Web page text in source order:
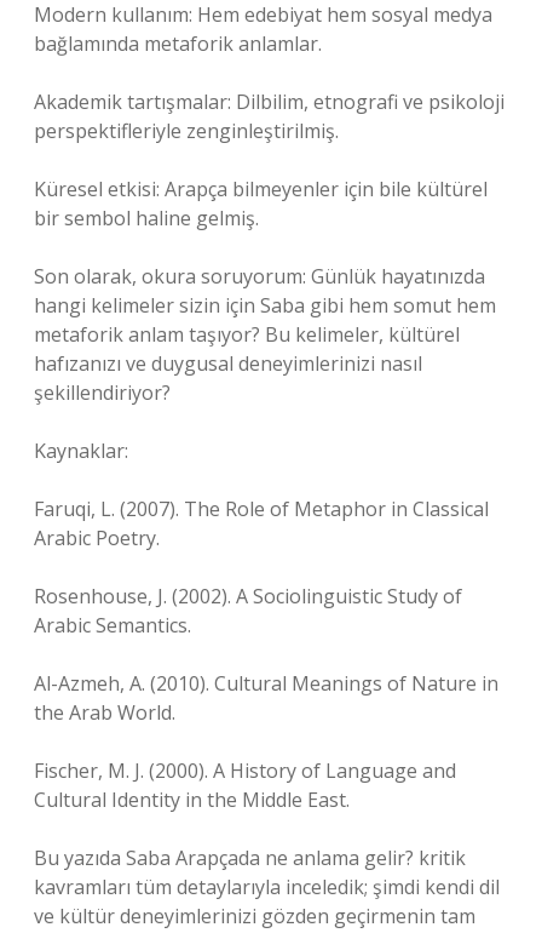
Modern kullanım: Hem edebiyat hem sosyal medya
bağlamında metaforik anlamlar.
Akademik tartışmalar: Dilbilim, etnografi ve psikoloji
perspektifleriyle zenginleştirilmiş.
Küresel etkisi: Arapça bilmeyenler için bile kültürel
bir sembol haline gelmiş.
Son olarak, okura soruyorum: Günlük hayatınızda
hangi kelimeler sizin için Saba gibi hem somut hem
metaforik anlam taşıyor? Bu kelimeler, kültürel
hafızanızı ve duygusal deneyimlerinizi nasıl
şekillendiriyor?
Kaynaklar:
Faruqi, L. (2007). The Role of Metaphor in Classical
Arabic Poetry.
Rosenhouse, J. (2002). A Sociolinguistic Study of
Arabic Semantics.
Al-Azmeh, A. (2010). Cultural Meanings of Nature in
the Arab World.
Fischer, M. J. (2000). A History of Language and
Cultural Identity in the Middle East.
Bu yazıda Saba Arapçada ne anlama gelir? kritik
kavramları tüm detaylarıyla inceledik; şimdi kendi dil
ve kültür deneyimlerinizi gözden geçirmenin tam